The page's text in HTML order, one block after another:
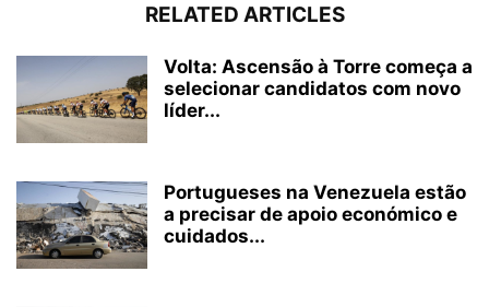
RELATED ARTICLES
Volta: Ascensão à Torre começa a
selecionar candidatos com novo
líder...
Portugueses na Venezuela estão
a precisar de apoio económico e
cuidados...